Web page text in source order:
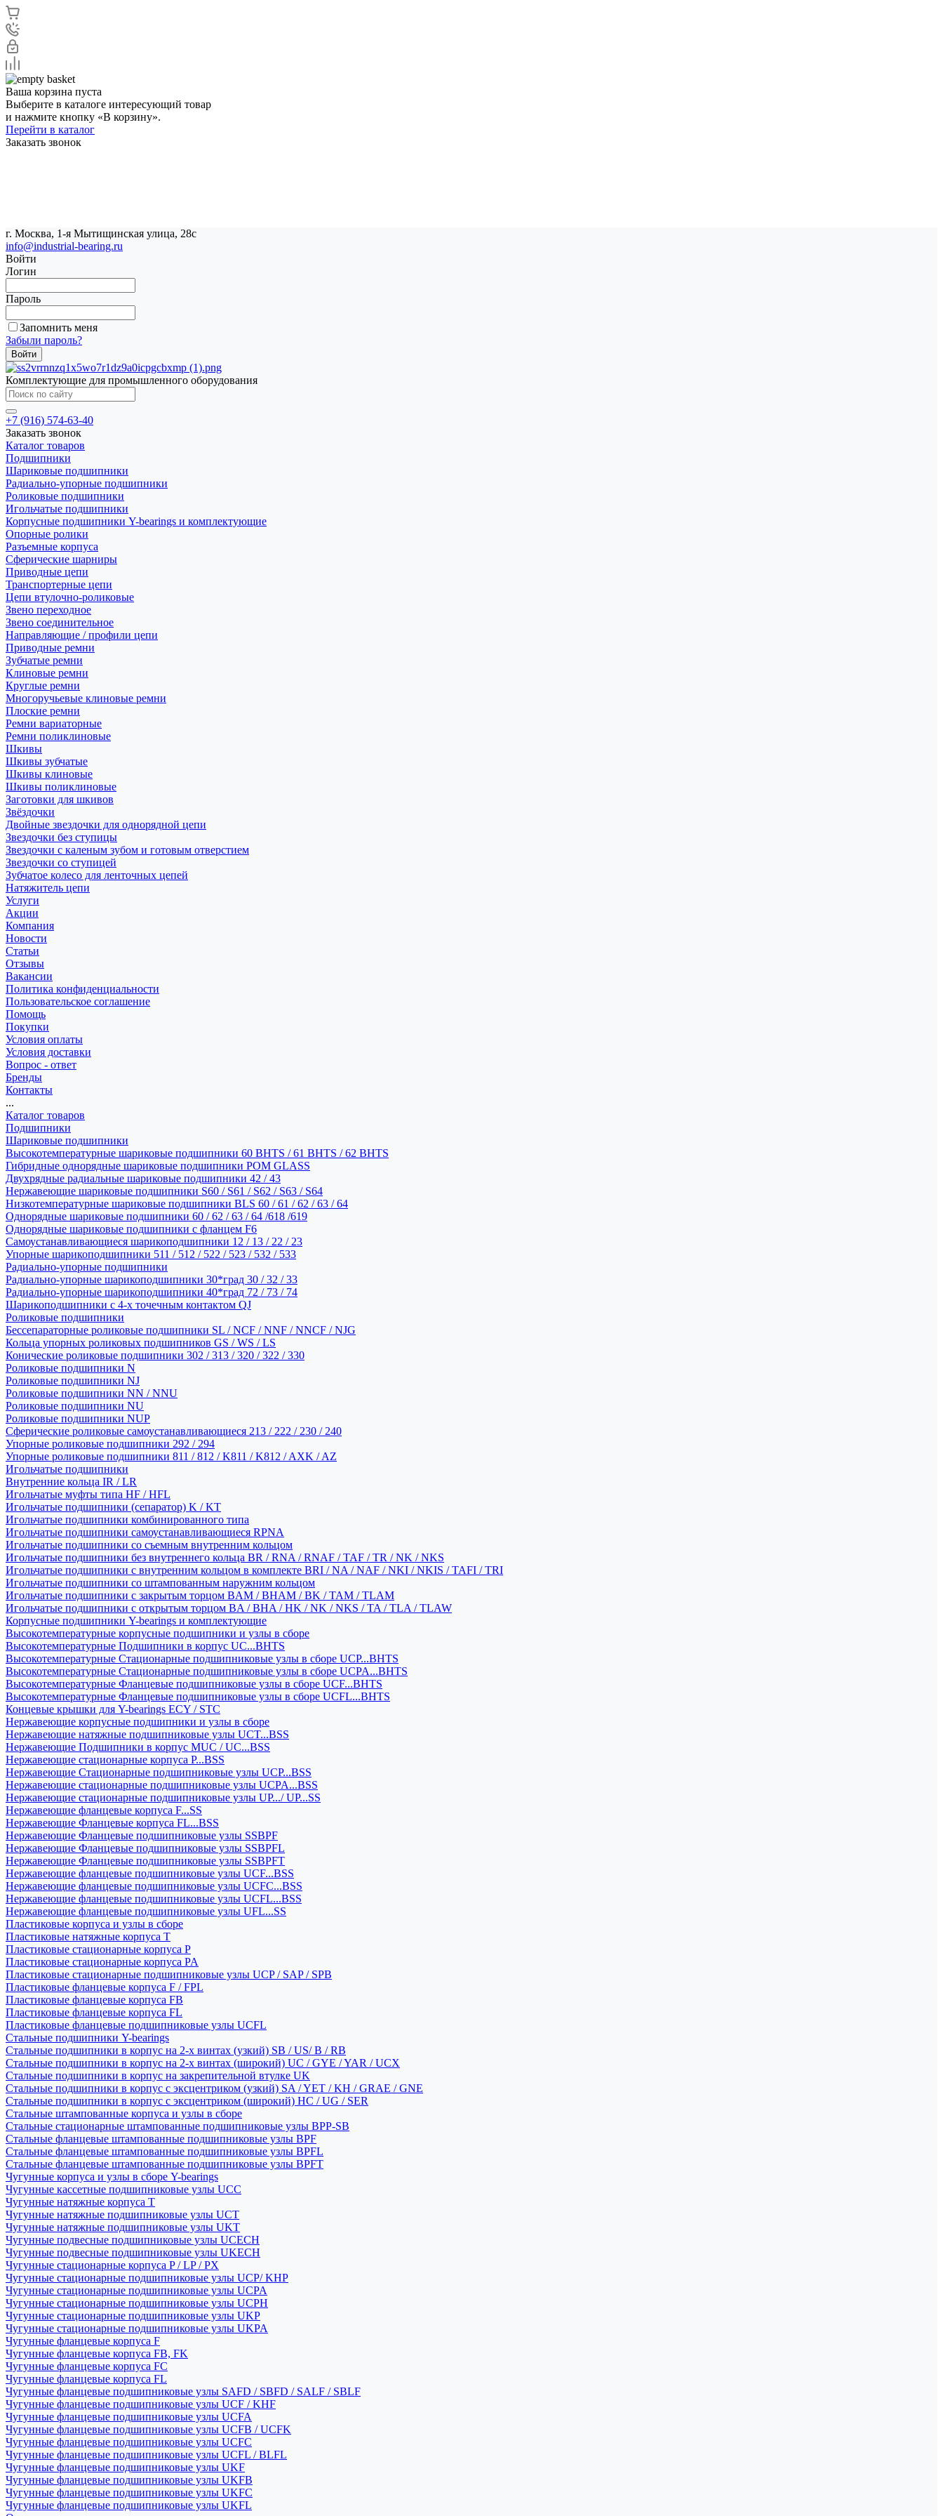
Ваша корзина пуста
Выберите в каталоге интересующий товар
и нажмите кнопку «В корзину».
Перейти в каталог
Заказать звонок
г. Москва, 1-я Мытищинская улица, 28с
info@industrial-bearing.ru
Войти
Логин
Пароль
Запомнить меня
Забыли пароль?
Комплектующие для промышленного оборудования
+7 (916) 574-63-40
Заказать звонок
Каталог товаров
Подшипники
Шариковые подшипники
Радиально-упорные подшипники
Роликовые подшипники
Игольчатые подшипники
Корпусные подшипники Y-bearings и комплектующие
Опорные ролики
Разъемные корпуса
Сферические шарниры
Приводные цепи
Транспортерные цепи
Цепи втулочно-роликовые
Звено переходное
Звено соединительное
Направляющие / профили цепи
Приводные ремни
Зубчатые ремни
Клиновые ремни
Круглые ремни
Многоручьевые клиновые ремни
Плоские ремни
Ремни вариаторные
Ремни поликлиновые
Шкивы
Шкивы зубчатые
Шкивы клиновые
Шкивы поликлиновые
Заготовки для шкивов
Звёздочки
Двойные звездочки для однорядной цепи
Звездочки без ступицы
Звездочки с каленым зубом и готовым отверстием
Звездочки со ступицей
Зубчатое колесо для ленточных цепей
Натяжитель цепи
Услуги
Акции
Компания
Новости
Статьи
Отзывы
Вакансии
Политика конфиденциальности
Пользовательское соглашение
Помощь
Покупки
Условия оплаты
Условия доставки
Вопрос - ответ
Бренды
Контакты
...
Каталог товаров
Подшипники
Шариковые подшипники
Высокотемпературные шариковые подшипники 60 BHTS / 61 BHTS / 62 BHTS
Гибридные однорядные шариковые подшипники POM GLASS
Двухрядные радиальные шариковые подшипники 42 / 43
Нержавеющие шариковые подшипники S60 / S61 / S62 / S63 / S64
Низкотемпературные шариковые подшипники BLS 60 / 61 / 62 / 63 / 64
Однорядные шариковые подшипники 60 / 62 / 63 / 64 /618 /619
Однорядные шариковые подшипники с фланцем F6
Самоустанавливающиеся шарикоподшипники 12 / 13 / 22 / 23
Упорные шарикоподшипники 511 / 512 / 522 / 523 / 532 / 533
Радиально-упорные подшипники
Радиально-упорные шарикоподшипники 30*град 30 / 32 / 33
Радиально-упорные шарикоподшипники 40*град 72 / 73 / 74
Шарикоподшипники с 4-х точечным контактом QJ
Роликовые подшипники
Бессепараторные роликовые подшипники SL / NCF / NNF / NNCF / NJG
Кольца упорных роликовых подшипников GS / WS / LS
Конические роликовые подшипники 302 / 313 / 320 / 322 / 330
Роликовые подшипники N
Роликовые подшипники NJ
Роликовые подшипники NN / NNU
Роликовые подшипники NU
Роликовые подшипники NUP
Сферические роликовые самоустанавливающиеся 213 / 222 / 230 / 240
Упорные роликовые подшипники 292 / 294
Упорные роликовые подшипники 811 / 812 / K811 / K812 / AXK / AZ
Игольчатые подшипники
Внутренние кольца IR / LR
Игольчатые муфты типа HF / HFL
Игольчатые подшипники (сепаратор) K / KT
Игольчатые подшипники комбинированного типа
Игольчатые подшипники самоустанавливающиеся RPNA
Игольчатые подшипники со съемным внутренним кольцом
Игольчатые подшипники без внутреннего кольца BR / RNA / RNAF / TAF / TR / NK / NKS
Игольчатые подшипники с внутренним кольцом в комплекте BRI / NA / NAF / NKI / NKIS / TAFI / TRI
Игольчатые подшипники со штампованным наружним кольцом
Игольчатые подшипники с закрытым торцом BAM / BHAM / BK / TAM / TLAM
Игольчатые подшипники с открытым торцом BA / BHA / HK / NK / NKS / TA / TLA / TLAW
Корпусные подшипники Y-bearings и комплектующие
Высокотемпературные корпусные подшипники и узлы в сборе
Высокотемпературные Подшипники в корпус UC...BHTS
Высокотемпературные Стационарные подшипниковые узлы в сборе UCP...BHTS
Высокотемпературные Стационарные подшипниковые узлы в сборе UCPA...BHTS
Высокотемпературные Фланцевые подшипниковые узлы в сборе UCF...BHTS
Высокотемпературные Фланцевые подшипниковые узлы в сборе UCFL...BHTS
Концевые крышки для Y-bearings ECY / STC
Нержавеющие корпусные подшипники и узлы в сборе
Нержавеющие натяжные подшипниковые узлы UCT...BSS
Нержавеющие Подшипники в корпус MUC / UC...BSS
Нержавеющие стационарные корпуса P...BSS
Нержавеющие Стационарные подшипниковые узлы UCP...BSS
Нержавеющие стационарные подшипниковые узлы UCPA...BSS
Нержавеющие стационарные подшипниковые узлы UP.../ UP...SS
Нержавеющие фланцевые корпуса F...SS
Нержавеющие Фланцевые корпуса FL...BSS
Нержавеющие Фланцевые подшипниковые узлы SSBPF
Нержавеющие Фланцевые подшипниковые узлы SSBPFL
Нержавеющие Фланцевые подшипниковые узлы SSBPFT
Нержавеющие фланцевые подшипниковые узлы UCF...BSS
Нержавеющие фланцевые подшипниковые узлы UCFC...BSS
Нержавеющие фланцевые подшипниковые узлы UCFL...BSS
Нержавеющие фланцевые подшипниковые узлы UFL...SS
Пластиковые корпуса и узлы в сборе
Пластиковые натяжные корпуса T
Пластиковые стационарные корпуса P
Пластиковые стационарные корпуса PA
Пластиковые стационарные подшипниковые узлы UCP / SAP / SPB
Пластиковые фланцевые корпуса F / FPL
Пластиковые фланцевые корпуса FB
Пластиковые фланцевые корпуса FL
Пластиковые фланцевые подшипниковые узлы UCFL
Стальные подшипники Y-bearings
Стальные подшипники в корпус на 2-х винтах (узкий) SB / US/ B / RB
Стальные подшипники в корпус на 2-х винтах (широкий) UC / GYE / YAR / UCX
Стальные подшипники в корпус на закрепительной втулке UK
Стальные подшипники в корпус с эксцентриком (узкий) SA / YET / KH / GRAE / GNE
Стальные подшипники в корпус с эксцентриком (широкий) HC / UG / SER
Стальные штампованные корпуса и узлы в сборе
Стальные стационарные штампованные подшипниковые узлы BPP-SB
Стальные фланцевые штампованные подшипниковые узлы BPF
Стальные фланцевые штампованные подшипниковые узлы BPFL
Стальные фланцевые штампованные подшипниковые узлы BPFT
Чугунные корпуса и узлы в сборе Y-bearings
Чугунные кассетные подшипниковые узлы UCC
Чугунные натяжные корпуса T
Чугунные натяжные подшипниковые узлы UCT
Чугунные натяжные подшипниковые узлы UKT
Чугунные подвесные подшипниковые узлы UCECH
Чугунные подвесные подшипниковые узлы UKECH
Чугунные стационарные корпуса P / LP / PX
Чугунные стационарные подшипниковые узлы UCP/ KHP
Чугунные стационарные подшипниковые узлы UCPA
Чугунные стационарные подшипниковые узлы UCPH
Чугунные стационарные подшипниковые узлы UKP
Чугунные стационарные подшипниковые узлы UKPA
Чугунные фланцевые корпуса F
Чугунные фланцевые корпуса FB, FK
Чугунные фланцевые корпуса FC
Чугунные фланцевые корпуса FL
Чугунные фланцевые подшипниковые узлы SAFD / SBFD / SALF / SBLF
Чугунные фланцевые подшипниковые узлы UCF / KHF
Чугунные фланцевые подшипниковые узлы UCFA
Чугунные фланцевые подшипниковые узлы UCFB / UCFK
Чугунные фланцевые подшипниковые узлы UCFC
Чугунные фланцевые подшипниковые узлы UCFL / BLFL
Чугунные фланцевые подшипниковые узлы UKF
Чугунные фланцевые подшипниковые узлы UKFB
Чугунные фланцевые подшипниковые узлы UKFC
Чугунные фланцевые подшипниковые узлы UKFL